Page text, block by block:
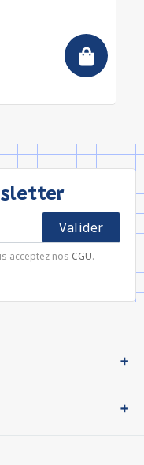
acceptez nos CGU.